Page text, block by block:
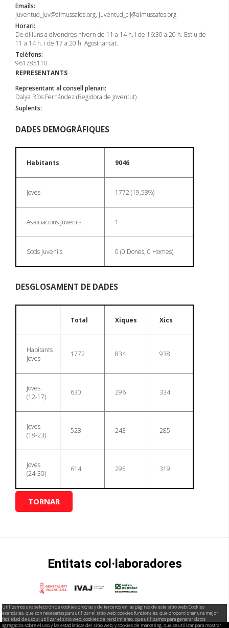
Utilizamos una selección de cookies propias y de terceros en las páginas de este sitio web: Cookies
esenciales, que son necesarias para utilizar el sitio web; cookies funcionales, que proporcionan una mejor
facilidad de uso al utilizar el sitio web; cookies de rendimiento, que utilizamos para generar datos
agregados sobre el uso y las estadísticas del sitio web; y cookies de marketing, que se utilizan para mostrar
Emails:
juventud_juv@almussafes.org, juventud_cij@almussafes.org
Horari:
De dilluns a divendres hivern de 11 a 14 h. i de 16:30 a 20 h. Estiu de
11 a 14 h. i de 17 a 20 h. Agost tancat.
Telèfons:
961785110
REPRESENTANTS
Representant al consell plenari:
Dalya Ríos Fernández (Regidora de Joventut)
Suplents:
DADES DEMOGRÀFIQUES
Habitants 9046
Joves 1772 (19,58%)
Associacions Juvenils 1
Socis Juvenils 0 (0 Dones, 0 Homes)
DESGLOSAMENT DE DADES
Total Xiques Xics
Habitants
Joves
1772 834 938
Joves
(12-17)
630 296 334
Joves
(18-23)
528 243 285
Joves
(24-30)
614 295 319
TORNAR
Entitats col·laboradores